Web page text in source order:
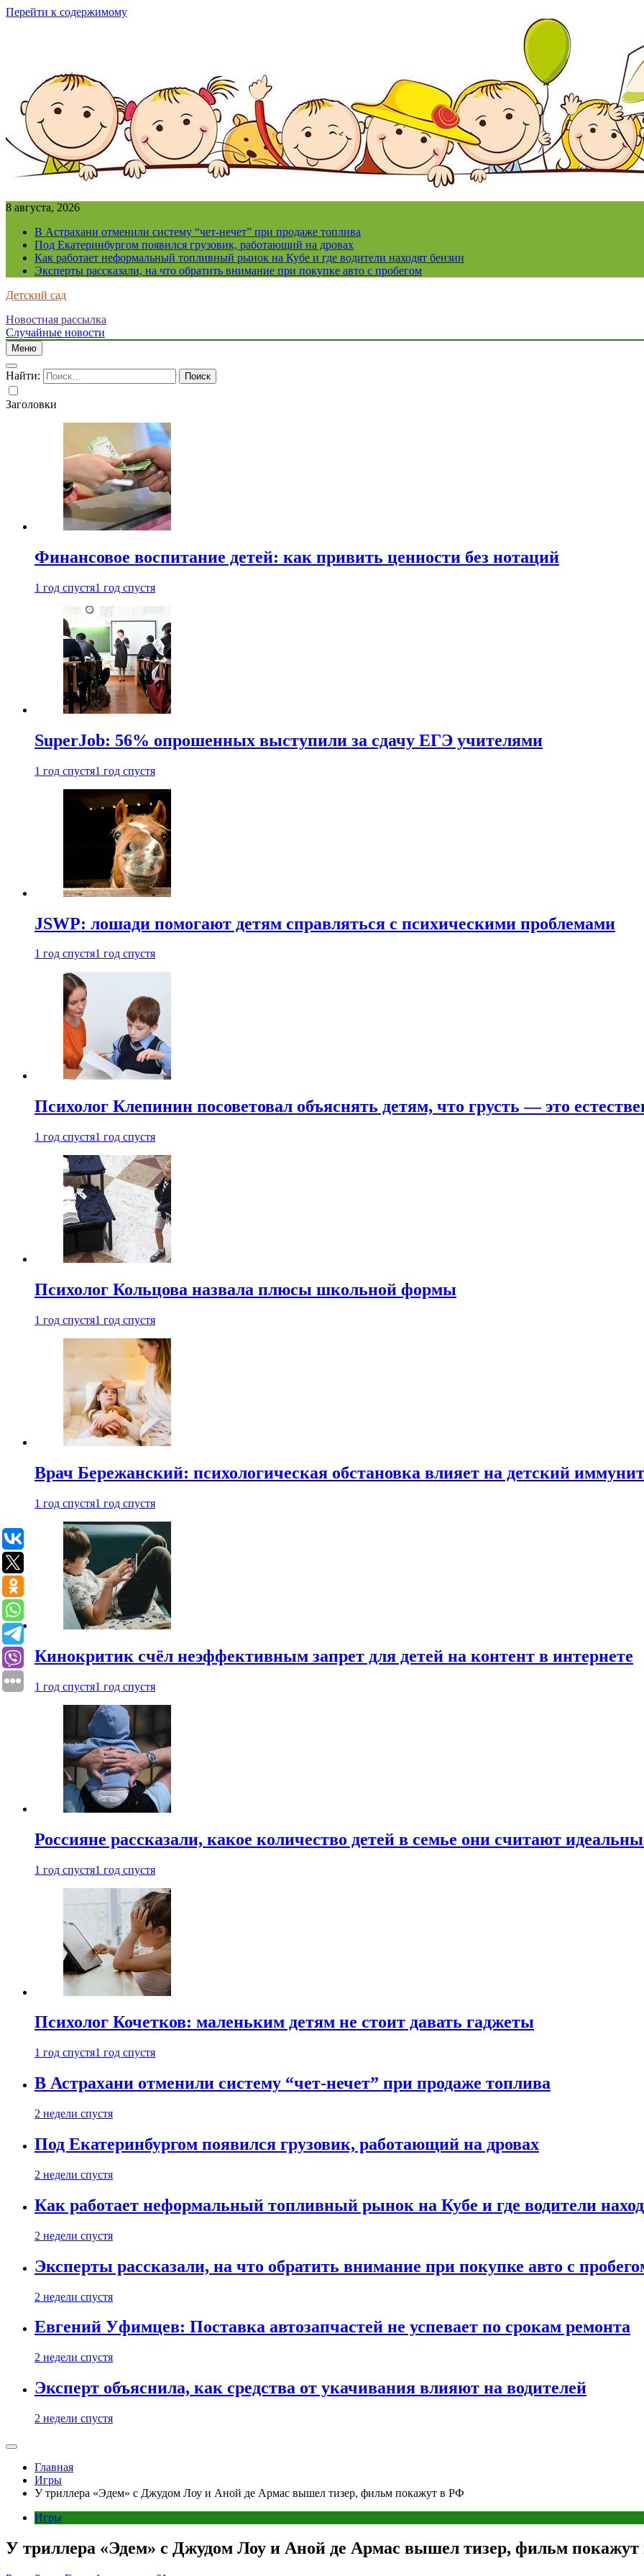
Перейти к содержимому
8 августа, 2026
В Астрахани отменили систему “чет-нечет” при продаже топлива
Под Екатеринбургом появился грузовик, работающий на дровах
Как работает неформальный топливный рынок на Кубе и где водители находят бензин
Эксперты рассказали, на что обратить внимание при покупке авто с пробегом
Детский сад
Новостная рассылка
Случайные новости
Меню
Найти:
Заголовки
Финансовое воспитание детей: как привить ценности без нотаций
1 год спустя1 год спустя
SuperJob: 56% опрошенных выступили за сдачу ЕГЭ учителями
1 год спустя1 год спустя
JSWP: лошади помогают детям справляться с психическими проблемами
1 год спустя1 год спустя
Психолог Клепинин посоветовал объяснять детям, что грусть — это
1 год спустя1 год спустя
Психолог Кольцова назвала плюсы школьной формы
1 год спустя1 год спустя
Врач Бережанский: психологическая обстановка влияет на детский
1 год спустя1 год спустя
Кинокритик счёл неэффективным запрет для детей на контент в интернете
1 год спустя1 год спустя
Россияне рассказали, какое количество детей в семье они считают
1 год спустя1 год спустя
Психолог Кочетков: маленьким детям не стоит давать гаджеты
1 год спустя1 год спустя
В Астрахани отменили систему “чет-нечет” при продаже топлива
2 недели спустя
Под Екатеринбургом появился грузовик, работающий на дровах
2 недели спустя
Как работает неформальный топливный рынок на Кубе и где водители
2 недели спустя
Эксперты рассказали, на что обратить внимание при покупке авто с
2 недели спустя
Евгений Уфимцев: Поставка автозапчастей не успевает по срокам ремонта
2 недели спустя
Эксперт объяснила, как средства от укачивания влияют на водителей
2 недели спустя
Главная
Игры
У триллера «Эдем» с Джудом Лоу и Аной де Армас вышел тизер, фильм покажут в РФ
Игры
У триллера «Эдем» с Джудом Лоу и Аной де Армас вышел тизер, фильм